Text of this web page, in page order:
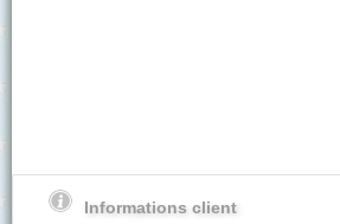
Informations client